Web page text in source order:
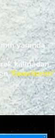
yanında
kalmadan,
"Favorilerim"